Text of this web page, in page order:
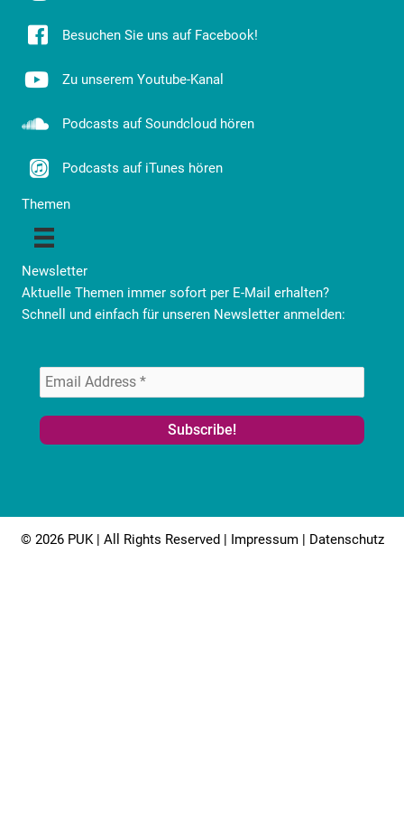
Besuchen Sie uns auf Facebook!
Zu unserem Youtube-Kanal
Podcasts auf Soundcloud hören
Podcasts auf iTunes hören
Themen
Newsletter
Aktuelle Themen immer sofort per E-Mail erhalten?
Schnell und einfach für unseren Newsletter anmelden:
© 2026 PUK | All Rights Reserved | Impressum| Datenschutz